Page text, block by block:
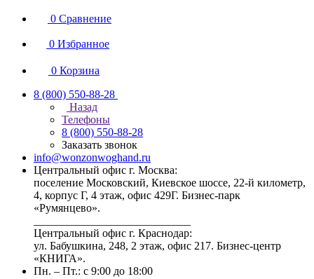
0 Сравнение
0 Избранное
0 Корзина
8 (800) 550-88-28
Назад
Телефоны
8 (800) 550-88-28
Заказать звонок
info@wonzonwoghand.ru
Центральный офис г. Москва:
поселение Московский, Киевское шоссе, 22-й километр,
4, корпус Г, 4 этаж, офис 429Г. Бизнес-парк
«Румянцево».
Центральный офис г. Краснодар:
ул. Бабушкина, 248, 2 этаж, офис 217. Бизнес-центр
«КНИГА».
Пн. – Пт.: с 9:00 до 18:00